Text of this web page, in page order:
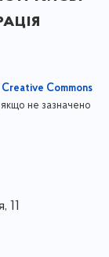
Creative Commons
якщо не зазначено
11